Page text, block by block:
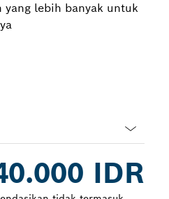
yang lebih banyak untuk
IDR